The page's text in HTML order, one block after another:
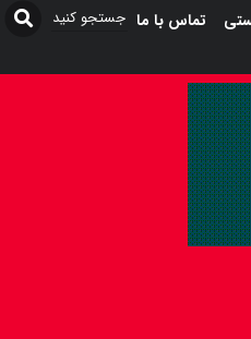
تماس با ما